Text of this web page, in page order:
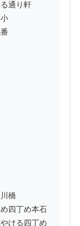
通り軒
橋
四丁め本石
ける四丁め